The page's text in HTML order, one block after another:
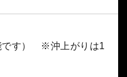
です） ※沖上がりは1